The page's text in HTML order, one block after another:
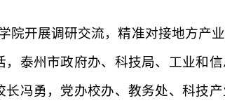
开展调研交流，精准对接地方产
泰州市政府办、科技局、工业和
冯勇，党办校办、教务处、科技